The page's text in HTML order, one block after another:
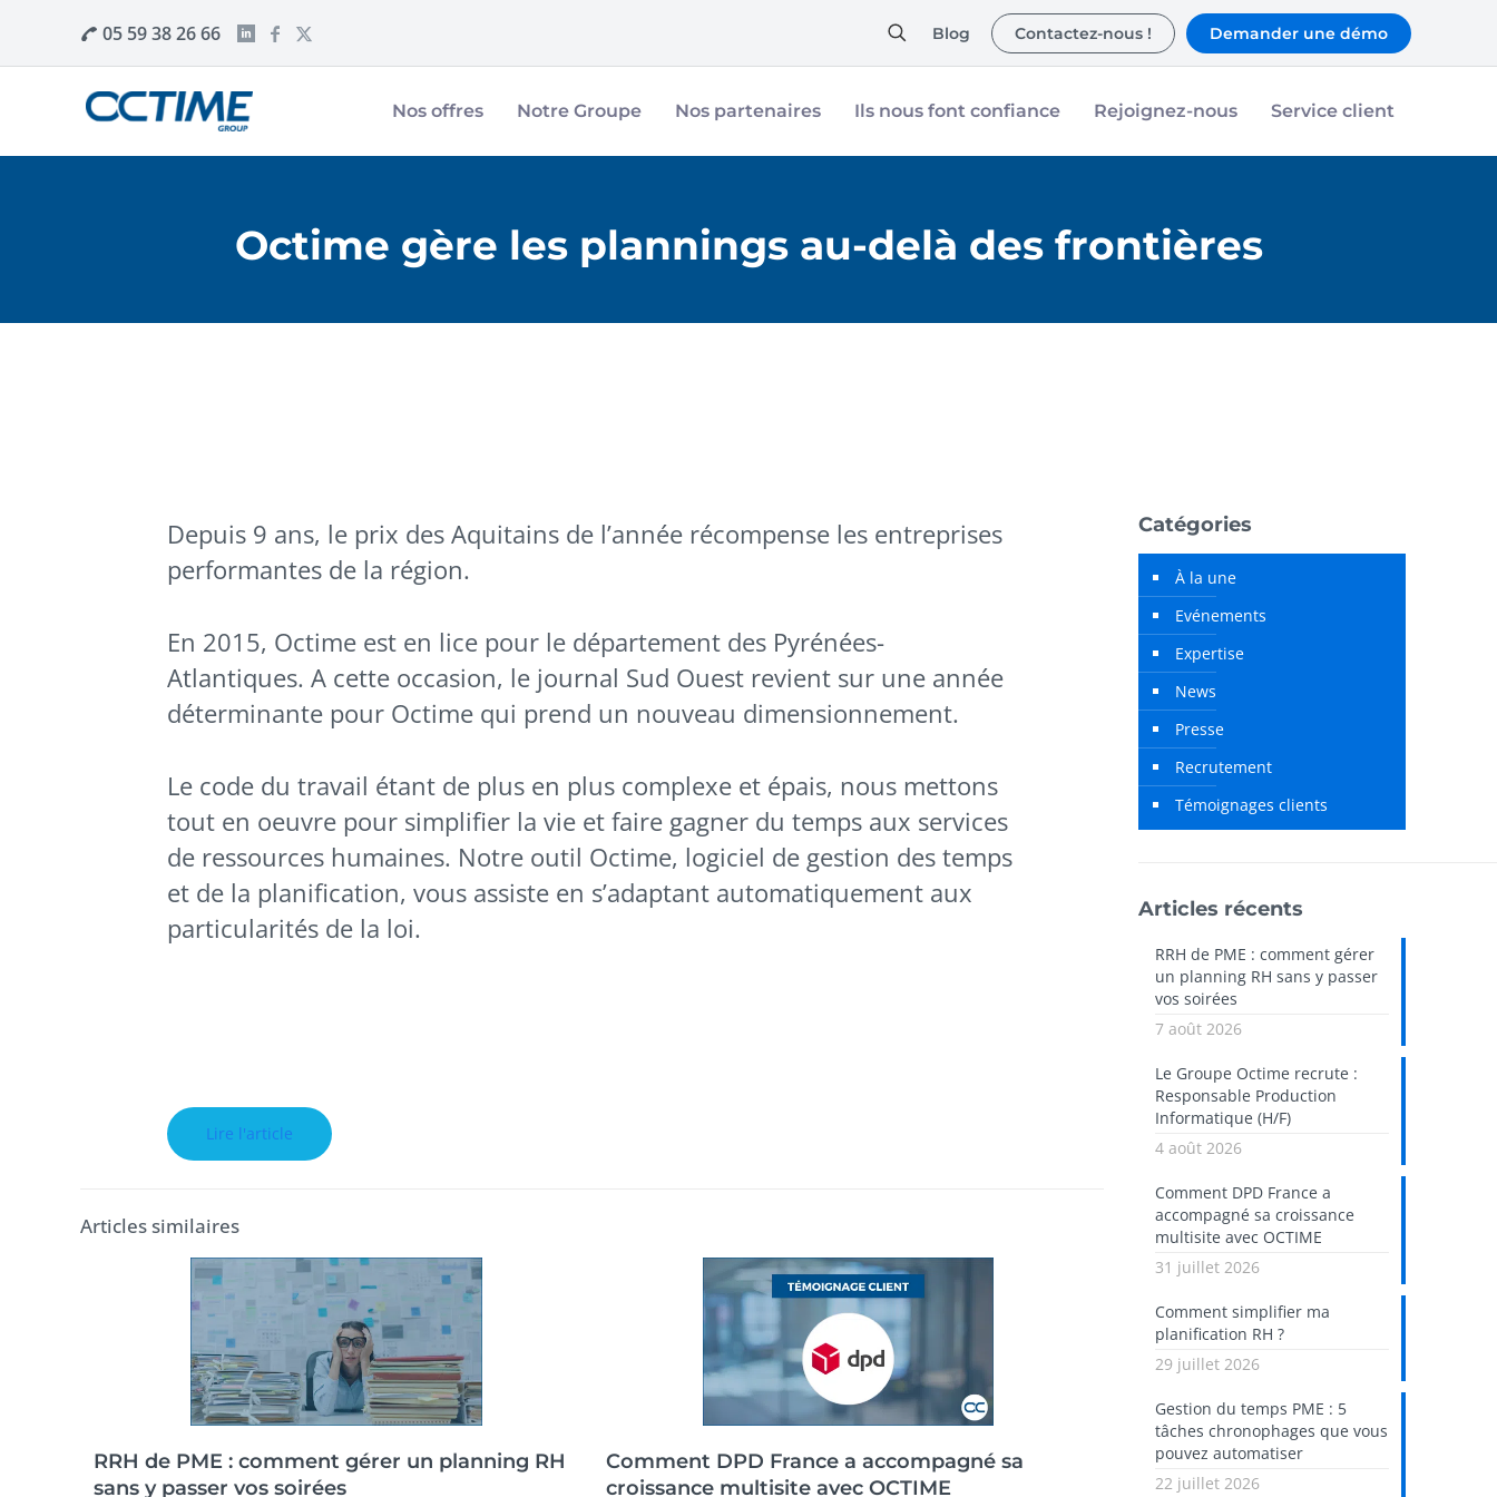
05 59 38 26 66 Blog Contactez-nous ! Demander une démo
Nos offres Notre Groupe Nos partenaires Ils nous font confiance Rejoignez-nous Service client
Octime gère les plannings au-delà des frontières
Depuis 9 ans, le prix des Aquitains de l’année récompense les entreprises
performantes de la région.
En 2015, Octime est en lice pour le département des Pyrénées-
Atlantiques. A cette occasion, le journal Sud Ouest revient sur une année
déterminante pour Octime qui prend un nouveau dimensionnement.
Le code du travail étant de plus en plus complexe et épais, nous mettons
tout en oeuvre pour simplifier la vie et faire gagner du temps aux services
de ressources humaines. Notre outil Octime, logiciel de gestion des temps
et de la planification, vous assiste en s’adaptant automatiquement aux
particularités de la loi.
Lire l'article
Articles similaires
RRH de PME : comment gérer un planning RH
sans y passer vos soirées
Comment DPD France a accompagné sa
croissance multisite avec OCTIME
Catégories
À la une
Evénements
Expertise
News
Presse
Recrutement
Témoignages clients
Articles récents
RRH de PME : comment gérer
un planning RH sans y passer
vos soirées
7 août 2026
Le Groupe Octime recrute :
Responsable Production
Informatique (H/F)
4 août 2026
Comment DPD France a
accompagné sa croissance
multisite avec OCTIME
31 juillet 2026
Comment simplifier ma
planification RH ?
29 juillet 2026
Gestion du temps PME : 5
tâches chronophages que vous
pouvez automatiser
22 juillet 2026